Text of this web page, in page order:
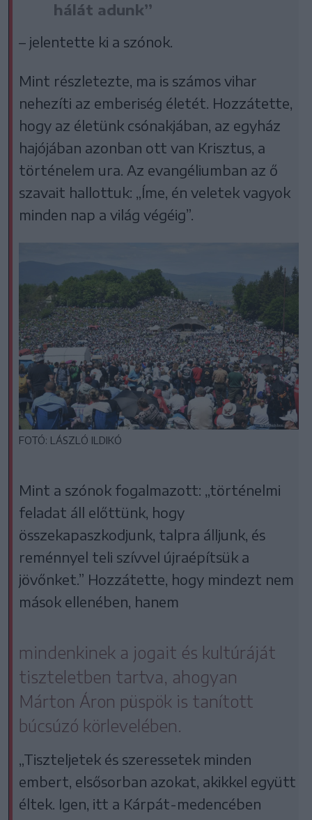
hálát adunk”
– jelentette ki a szónok.
Mint részletezte, ma is számos vihar
nehezíti az emberiség életét. Hozzátette,
hogy az életünk csónakjában, az egyház
hajójában azonban ott van Krisztus, a
történelem ura. Az evangéliumban az ő
szavait hallottuk: „Íme, én veletek vagyok
minden nap a világ végéig”.
FOTÓ: LÁSZLÓ ILDIKÓ
Mint a szónok fogalmazott: „történelmi
feladat áll előttünk, hogy
összekapaszkodjunk, talpra álljunk, és
reménnyel teli szívvel újraépítsük a
jövőnket.” Hozzátette, hogy mindezt nem
mások ellenében, hanem
mindenkinek a jogait és kultúráját
tiszteletben tartva, ahogyan
Márton Áron püspök is tanított
búcsúzó körlevelében.
„Tiszteljetek és szeressetek minden
embert, elsősorban azokat, akikkel együtt
éltek. Igen, itt a Kárpát-medencében